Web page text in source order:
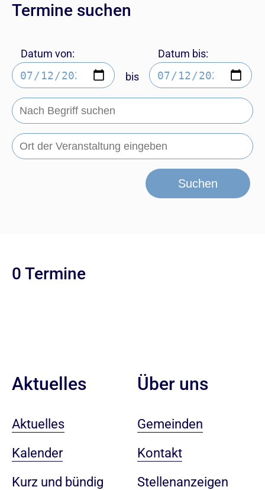
Termine suchen
Datum von:
bis
Datum bis:
Suchen
0 Termine
Aktuelles
Aktuelles
Kalender
Kurz und bündig
Über uns
Gemeinden
Kontakt
Stellenanzeigen